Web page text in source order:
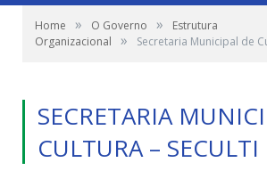
Home » O Governo »
Estrutura
Organizacional
» Secretaria Municipal de
SECRETARIA
CULTURA – SECULTI